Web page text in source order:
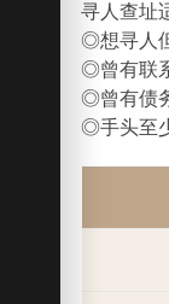
寻人查址
◎想寻人
◎曾有联
◎曾有债
◎手头至